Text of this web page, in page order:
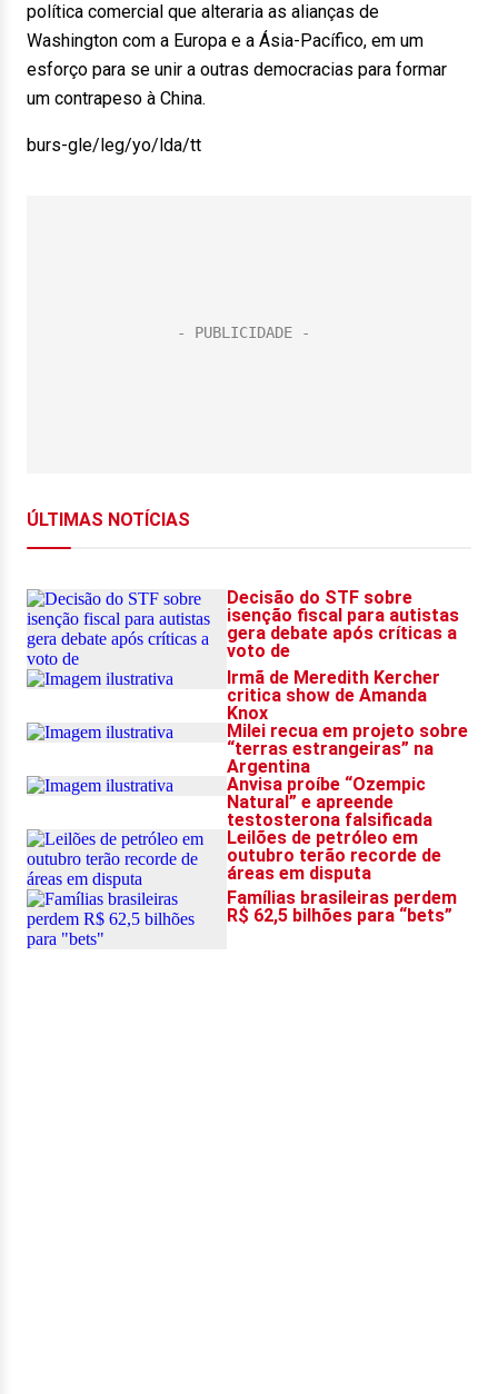
política comercial que alteraria as alianças de
Washington com a Europa e a Ásia-Pacífico, em um
esforço para se unir a outras democracias para formar
um contrapeso à China.
burs-gle/leg/yo/lda/tt